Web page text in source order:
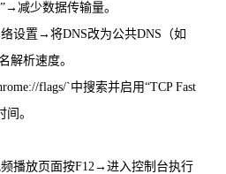
减少数据传输量。
设置→将DNS改为公共DNS（如
解析速度。
flags/`中搜索并启用“TCP Fast
。
播放页面按F12→进入控制台执行